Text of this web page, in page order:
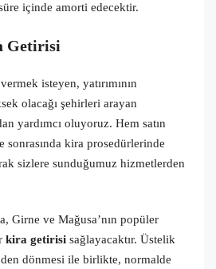
içinde amorti edecektir.
Getirisi
isteyen, yatırımının
olacağı şehirleri arayan
yardımcı oluyoruz. Hem satın
sonrasında kira prosedürlerinde
sizlere sunduğumuz hizmetlerden
Girne ve Mağusa’nın popüler
kira getirisi sağlayacaktır. Üstelik
dönmesi ile birlikte, normalde